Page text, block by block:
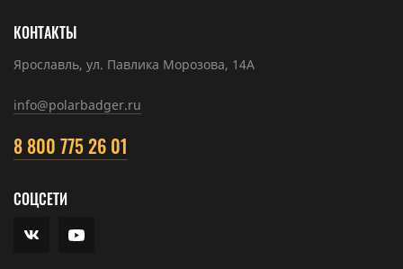
КОНТАКТЫ
Ярославль, ул. Павлика Морозова, 14А
info@polarbadger.ru
8 800 775 26 01
СОЦСЕТИ